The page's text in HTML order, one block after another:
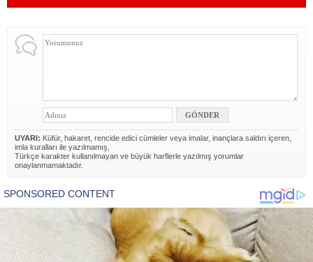
UYARI: Küfür, hakaret, rencide edici cümleler veya imalar, inançlara saldırı içeren,
imla kuralları ile yazılmamış,
Türkçe karakter kullanılmayan ve büyük harflerle yazılmış yorumlar
onaylanmamaktadır.